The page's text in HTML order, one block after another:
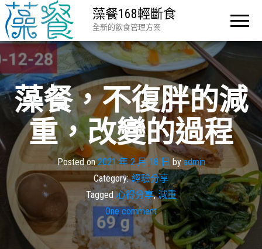
藻餐168輕斷食
全新的飲食管理方案
藻餐，不復胖的減
重，改變的過程
Posted on2021 年 2 月 18 日 byadmin
Category: 經驗分享
Tagged 心得分享,減重
One comment